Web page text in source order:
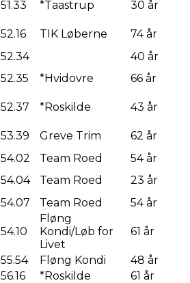
51.33 *Taastrup
30 år
52.16 TIK Løberne
74 år
52.34
40 år
52.35 *Hvidovre
66 år
52.37 *Roskilde
43 år
53.39 Greve Trim
62 år
54.02 Team Roed
54 år
54.04 Team Roed
23 år
54.07 Team Roed 54 år
54.10
Fløng
Kondi/Løb for
Livet
61 år
55.54 Fløng Kondi
48 år
56.16 *Roskilde
61 år